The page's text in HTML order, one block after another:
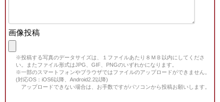
画像投稿
※投稿する写真のデータサイズは、１ファイルあたり８ＭＢ以内にしてくださ
い。またファイル形式はJPG、GIF、PNGのいずれかになります。
※一部のスマートフォンやブラウザではファイルのアップロードができません。
(対応OS：iOS6以降、Android2.2以降)
アップロードできない場合は、お手数ですがパソコンから投稿お願いします。